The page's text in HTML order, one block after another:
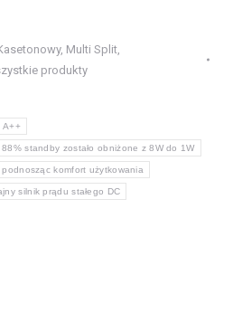
, Multi Split
produkty
A++
standby zostało obniżone z 8W do 1W
podnosząc komfort użytkowania
silnik prądu stałego DC